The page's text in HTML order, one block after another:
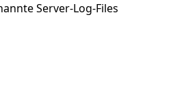
Server-Log-Files